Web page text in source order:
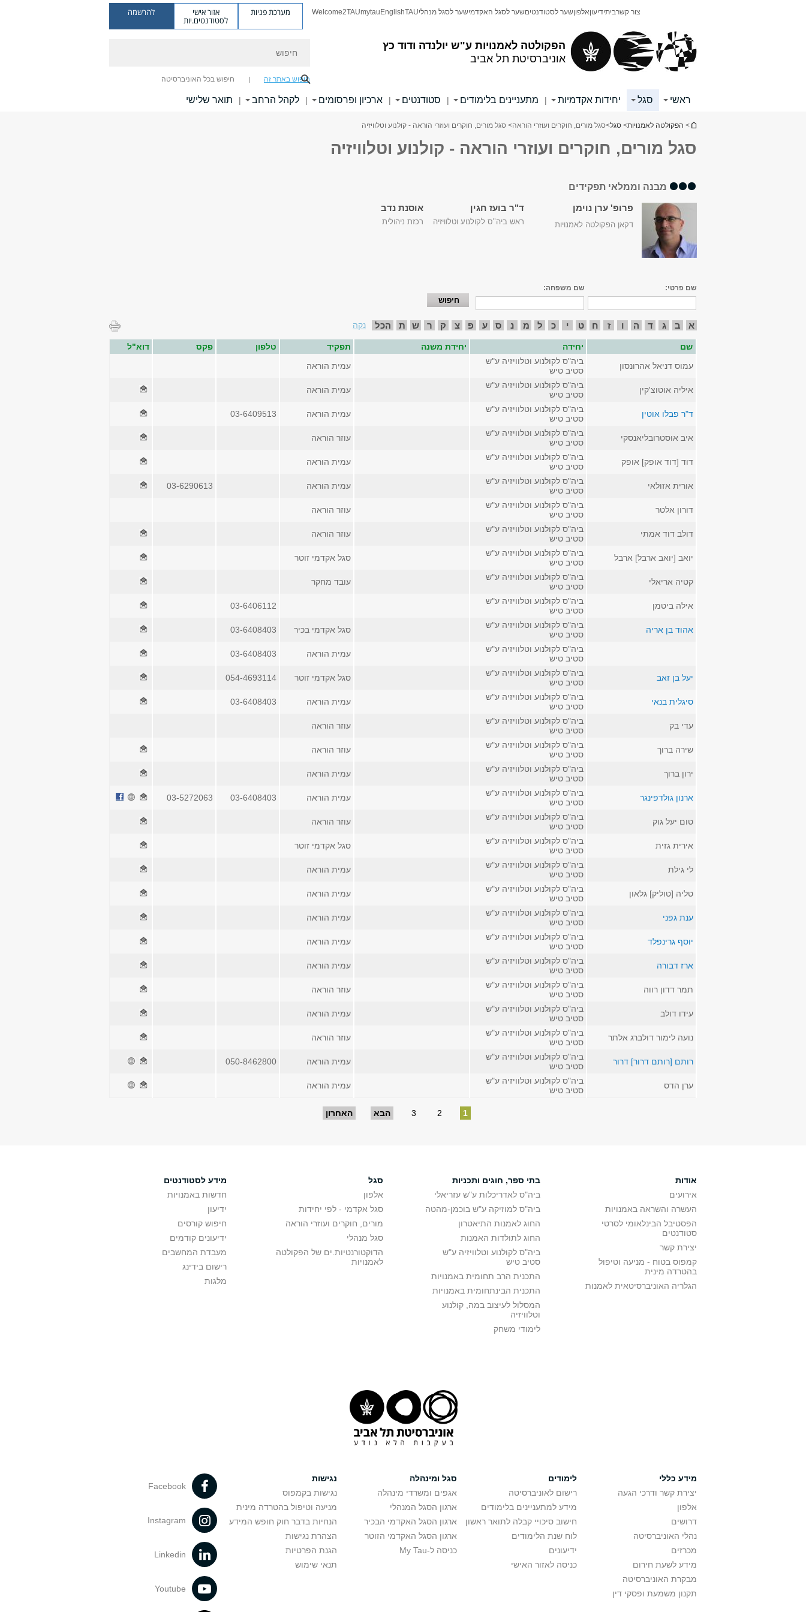
הפקולטה לאמנויות ע"ש יולנדה ודוד כץ
אוניברסיטת תל אביב
צור קשרביתידיעוןאלפוןשער לסטודנטיםשער לסגל האקדמישער לסגל מנהליTAU
English
mytau
Welcome2TAU מערכת פניות אזור אישי
לסטודנטים.יות
להרשמה
חיפוש באתר זה חיפוש בכל האוניברסיטה
ראשי סגל יחידות אקדמיות | מתעניינים בלימודים | סטודנטים | ארכיון ופרסומים | לקהל הרחב | תואר שלישי
הינך נמצא כאן
> הפקולטה לאמנויות> סגל>סגל מורים, חוקרים ועוזרי הוראה> סגל מורים, חוקרים ועוזרי הוראה - קולנוע וטלוויזיה
סגל מורים, חוקרים ועוזרי הוראה - קולנוע וטלוויזיה
מבנה וממלאי תפקידים
פרופ' ערן נוימן
דקאן הפקולטה לאמנויות
ד"ר בועז חגין
ראש ביה"ס לקולנוע וטלוויזיה
אוסנת נדב
רכזת ניהולית
שם פרטי: שם משפחה:
א ב ג ד ה ו ז ח ט י כ ל מ נ ס ע פ צ ק ר ש ת הכל נקה
שם יחידה יחידת משנה תפקיד טלפון פקס
דוא"ל
עמוס דניאל אהרונסון
ביה"ס לקולנוע וטלוויזיה ע"ש
סטיב טיש
עמית הוראה
איליה אוטוצ'קין
ביה"ס לקולנוע וטלוויזיה ע"ש
סטיב טיש
עמית הוראה
ד"ר פבלו אוטין
ביה"ס לקולנוע וטלוויזיה ע"ש
סטיב טיש
עמית הוראה 03-6409513
איב אוסטרובליאנסקי
ביה"ס לקולנוע וטלוויזיה ע"ש
סטיב טיש
עוזר הוראה
דוד [דוד אופק] אופק
ביה"ס לקולנוע וטלוויזיה ע"ש
סטיב טיש
עמית הוראה
אורית אזולאי
ביה"ס לקולנוע וטלוויזיה ע"ש
סטיב טיש
עמית הוראה 03-6290613
דורון אלטר
ביה"ס לקולנוע וטלוויזיה ע"ש
סטיב טיש
עוזר הוראה
דולב דוד אמתי
ביה"ס לקולנוע וטלוויזיה ע"ש
סטיב טיש
עוזר הוראה
יואב [יואב ארבל] ארבל
ביה"ס לקולנוע וטלוויזיה ע"ש
סטיב טיש
סגל אקדמי זוטר
קטיה אריאלי
ביה"ס לקולנוע וטלוויזיה ע"ש
סטיב טיש
עובד מחקר
אילה ביטמן
ביה"ס לקולנוע וטלוויזיה ע"ש
סטיב טיש
03-6406112
אהוד בן אריה
ביה"ס לקולנוע וטלוויזיה ע"ש
סטיב טיש
סגל אקדמי בכיר
03-6408403
ביה"ס לקולנוע וטלוויזיה ע"ש
סטיב טיש
עמית הוראה 03-6408403
יעל בן זאב
ביה"ס לקולנוע וטלוויזיה ע"ש
סטיב טיש
סגל אקדמי זוטר 054-4693114
סיגלית בנאי
ביה"ס לקולנוע וטלוויזיה ע"ש
סטיב טיש
עמית הוראה 03-6408403
עדי בק
ביה"ס לקולנוע וטלוויזיה ע"ש
סטיב טיש
עוזר הוראה
שירה ברוך
ביה"ס לקולנוע וטלוויזיה ע"ש
סטיב טיש
עוזר הוראה
ירון ברוך
ביה"ס לקולנוע וטלוויזיה ע"ש
סטיב טיש
עמית הוראה
ארנון גולדפינגר
ביה"ס לקולנוע וטלוויזיה ע"ש
סטיב טיש
עמית הוראה 03-6408403
03-5272063
טום יעל גוק
ביה"ס לקולנוע וטלוויזיה ע"ש
סטיב טיש
עוזר הוראה
אירית גזית
ביה"ס לקולנוע וטלוויזיה ע"ש
סטיב טיש
סגל אקדמי זוטר
לי גילת
ביה"ס לקולנוע וטלוויזיה ע"ש
סטיב טיש
עמית הוראה
טליה [טוליק] גלאון
ביה"ס לקולנוע וטלוויזיה ע"ש
סטיב טיש
עמית הוראה
ענת גפני
ביה"ס לקולנוע וטלוויזיה ע"ש
סטיב טיש
עמית הוראה
יוסף גרינפלד
ביה"ס לקולנוע וטלוויזיה ע"ש
סטיב טיש
עמית הוראה
ארז דבורה
ביה"ס לקולנוע וטלוויזיה ע"ש
סטיב טיש
עמית הוראה
תמר דדון רווה
ביה"ס לקולנוע וטלוויזיה ע"ש
סטיב טיש
עוזר הוראה
עידו דולב
ביה"ס לקולנוע וטלוויזיה ע"ש
סטיב טיש
עמית הוראה
נועה לימור דולברג אלתר
ביה"ס לקולנוע וטלוויזיה ע"ש
סטיב טיש
עוזר הוראה
רותם [רותם דרור] דרור
ביה"ס לקולנוע וטלוויזיה ע"ש
סטיב טיש
עמית הוראה 050-8462800
ערן הדס
ביה"ס לקולנוע וטלוויזיה ע"ש
סטיב טיש
עמית הוראה
1
2
3 הבא האחרון
אודות
אירועים
העשרה והשראה באמנויות
הפסטיבל הבינלאומי לסרטי
סטודנטים
יצירת קשר
קמפוס בטוח - מניעה וטיפול
בהטרדה מינית
הגלריה האוניברסיטאית לאמנות
בתי ספר, חוגים ותכניות
ביה"ס לאדריכלות ע"ש עזריאלי
ביה"ס למוזיקה ע"ש בוכמן-מהטה
החוג לאמנות התיאטרון
החוג לתולדות האמנות
ביה"ס לקולנוע וטלוויזיה ע"ש
סטיב טיש
התכנית הרב תחומית באמנויות
התכנית הבינתחומית באמנויות
המסלול לעיצוב במה, קולנוע
וטלוויזיה
לימודי משחק
סגל
אלפון
סגל אקדמי - לפי יחידות
מורים, חוקרים ועוזרי הוראה
סגל מנהלי
הדוקטורנטיות.ים של הפקולטה
לאמנויות
מידע לסטודנטים
חדשות באמנויות
ידיעון
חיפוש קורסים
ידיעונים קודמים
מעבדת המחשבים
רישום בידינג
מלגות
מידע כללי
יצירת קשר ודרכי הגעה
אלפון
דרושים
נהלי האוניברסיטה
מכרזים
מידע לשעת חירום
מבקרת האוניברסיטה
תקנון משמעת ופסקי דין
לימודים
רישום לאוניברסיטה
מידע למתעניינים בלימודים
חישוב סיכויי קבלה לתואר ראשון
לוח שנת הלימודים
ידיעונים
כניסה לאזור האישי
סגל ומינהלה
אגפים ומשרדי מינהלה
ארגון הסגל המנהלי
ארגון הסגל האקדמי הבכיר
ארגון הסגל האקדמי הזוטר
כניסה ל-My Tau
נגישות
נגישות בקמפוס
מניעה וטיפול בהטרדה מינית
הנחיות בדבר חוק חופש המידע
הצהרת נגישות
הגנת הפרטיות
תנאי שימוש
Facebook
Instagram
Linkedin
Youtube